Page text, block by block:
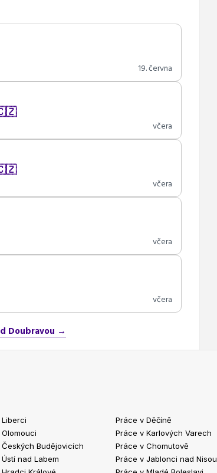
19. června
🇨🇿
včera
🇨🇿
včera
včera
včera
Doubravou →
Budějovicích
nad Labem
Práce v Děčíně
Práce v Karlových Varech
Práce v Chomutově
Práce v Jablonci nad Nisou